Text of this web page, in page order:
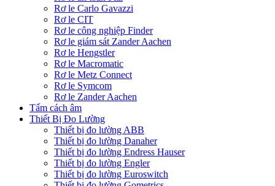
Rơ le Carlo Gavazzi
Rơ le CIT
Rơ le công nghiệp Finder
Rơ le giám sát Zander Aachen
Rơ le Hengstler
Rơ le Macromatic
Rơ le Metz Connect
Rơ le Symcom
Rơ le Zander Aachen
Tấm cách âm
Thiết Bị Đo Lường
Thiết bị đo lường ABB
Thiết bị đo lường Danaher
Thiết bị đo lường Endress Hauser
Thiết bị đo lường Engler
Thiết bị đo lường Euroswitch